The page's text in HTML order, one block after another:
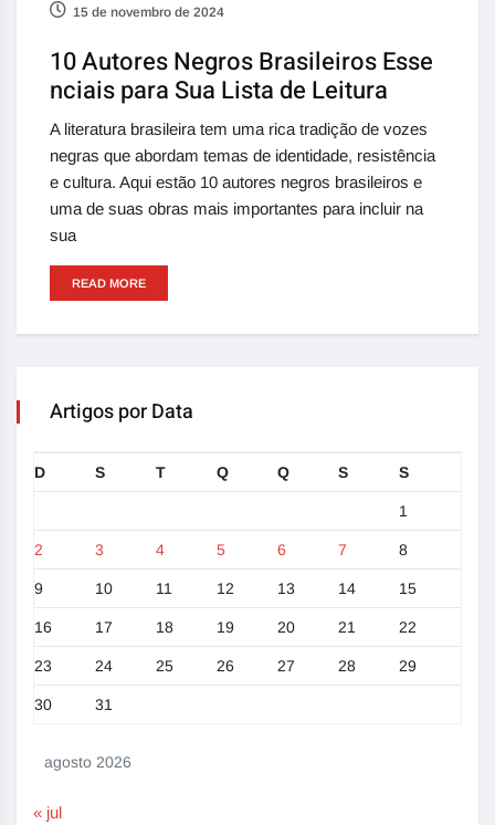
15 de novembro de 2024
10 Autores Negros Brasileiros Esse
nciais para Sua Lista de Leitura
A literatura brasileira tem uma rica tradição de vozes
negras que abordam temas de identidade, resistência
e cultura. Aqui estão 10 autores negros brasileiros e
uma de suas obras mais importantes para incluir na
sua
READ MORE
Artigos por Data
agosto 2026
D S T Q Q S S
1
2 3 4 5 6 7 8
9 10 11 12 13 14 15
16 17 18 19 20 21 22
23 24 25 26 27 28 29
30 31
« jul